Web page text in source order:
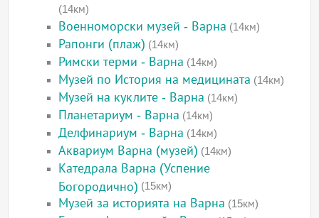
(14км)
Военноморски музей - Варна (14км)
Рапонги (плаж) (14км)
Римски терми - Варна (14км)
Музей по История на медицината (14км)
Музей на куклите - Варна (14км)
Планетариум - Варна (14км)
Делфинариум - Варна (14км)
Аквариум Варна (музей) (14км)
Катедрала Варна (Успение
Богородично) (15км)
Музей за историята на Варна (15км)